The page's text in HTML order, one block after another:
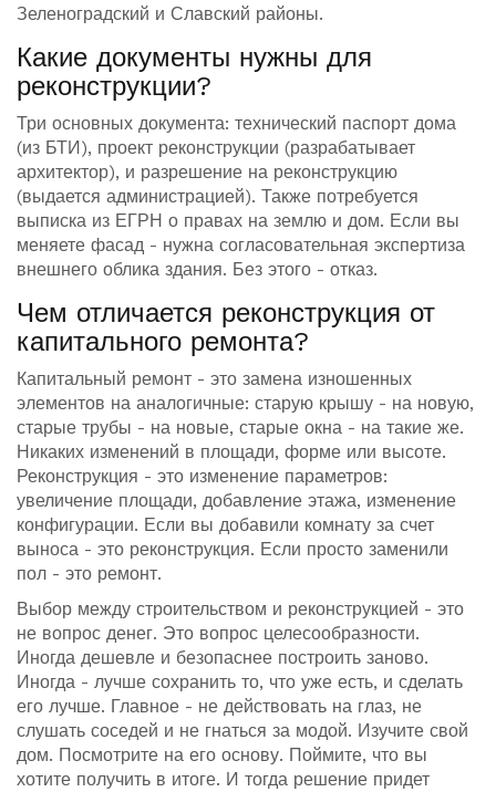
Зеленоградский и Славский районы.
Какие документы нужны для
реконструкции?
Три основных документа: технический паспорт дома
(из БТИ), проект реконструкции (разрабатывает
архитектор), и разрешение на реконструкцию
(выдается администрацией). Также потребуется
выписка из ЕГРН о правах на землю и дом. Если вы
меняете фасад - нужна согласовательная экспертиза
внешнего облика здания. Без этого - отказ.
Чем отличается реконструкция от
капитального ремонта?
Капитальный ремонт - это замена изношенных
элементов на аналогичные: старую крышу - на новую,
старые трубы - на новые, старые окна - на такие же.
Никаких изменений в площади, форме или высоте.
Реконструкция - это изменение параметров:
увеличение площади, добавление этажа, изменение
конфигурации. Если вы добавили комнату за счет
выноса - это реконструкция. Если просто заменили
пол - это ремонт.
Выбор между строительством и реконструкцией - это
не вопрос денег. Это вопрос целесообразности.
Иногда дешевле и безопаснее построить заново.
Иногда - лучше сохранить то, что уже есть, и сделать
его лучше. Главное - не действовать на глаз, не
слушать соседей и не гнаться за модой. Изучите свой
дом. Посмотрите на его основу. Поймите, что вы
хотите получить в итоге. И тогда решение придет